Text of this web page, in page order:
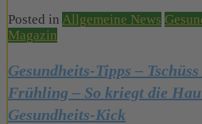
Posted in Allgemeine News
Magazin
Gesundheits-Tipps –
Frühling – So kriegt die
Gesundheits-Kick